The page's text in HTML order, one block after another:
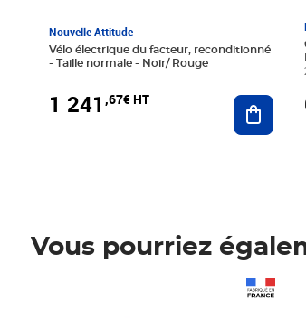
Nouvelle Attitude
Vélo électrique du facteur, reconditionné
- Taille normale - Noir/ Rouge
1 241 ,67€ HT Ajouter
Vous pourriez